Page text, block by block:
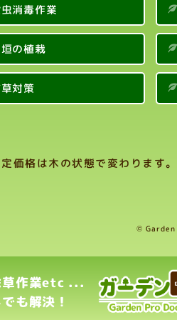
消毒作業
の植栽
対策
価格は木の状態で変わります。
草作業etc ...
も解決！
©